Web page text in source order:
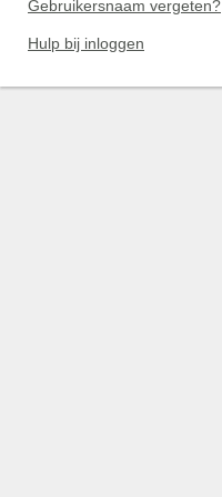
Gebruikersnaam vergeten?
Hulp bij inloggen